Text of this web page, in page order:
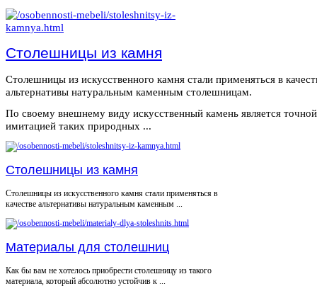
Столешницы из камня
Столешницы из искусственного камня стали применяться в
альтернативы натуральным каменным столешницам.
По своему внешнему виду искусственный камень является точной
имитацией таких природных ...
Столешницы из камня
Столешницы из искусственного камня стали применяться в
качестве альтернативы натуральным каменным ...
Материалы для столешниц
Как бы вам не хотелось приобрести столешницу из такого
материала, который абсолютно устойчив к ...